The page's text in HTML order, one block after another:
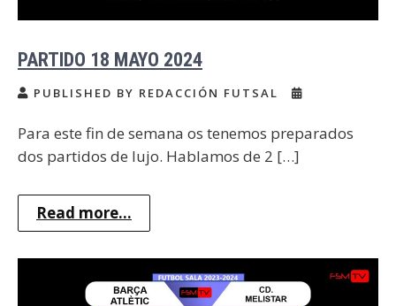
PARTIDO 18 MAYO 2024
PUBLISHED BY REDACCIÓN FUTSAL
Para este fin de semana os tenemos preparados
dos partidos de lujo. Hablamos de 2 […]
Read more...